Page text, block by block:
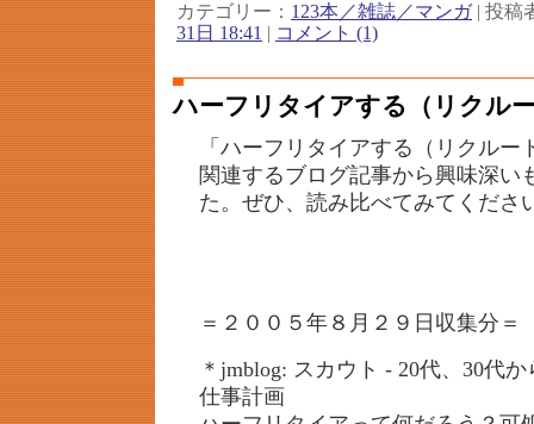
カテゴリー： 123本／雑誌／マンガ| 投稿
31日 18:41 | コメント (1)
ハーフリタイアする（リクル
「ハーフリタイアする（リクル
関連するブログ記事から興味深い
た。ぜひ、読み比べてみてくださ
＝２００５年８月２９日収集分＝
＊jmblog: スカウト - 20代、30代
仕事計画